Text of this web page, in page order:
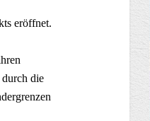
eröffnet.
die